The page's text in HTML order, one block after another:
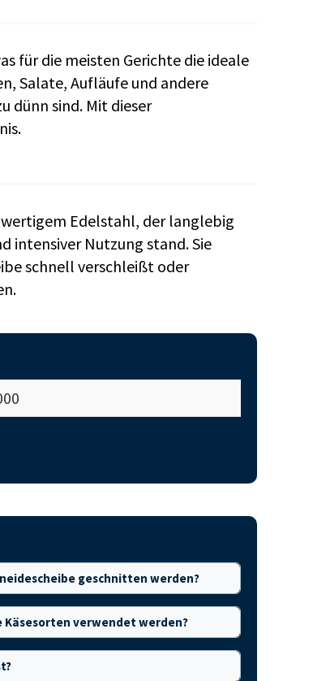
für die meisten Gerichte die ideale
Salate, Aufläufe und andere
dünn sind. Mit dieser
Edelstahl, der langlebig
intensiver Nutzung stand. Sie
schnell verschleißt oder
geschnitten werden?
Käsesorten verwendet werden?